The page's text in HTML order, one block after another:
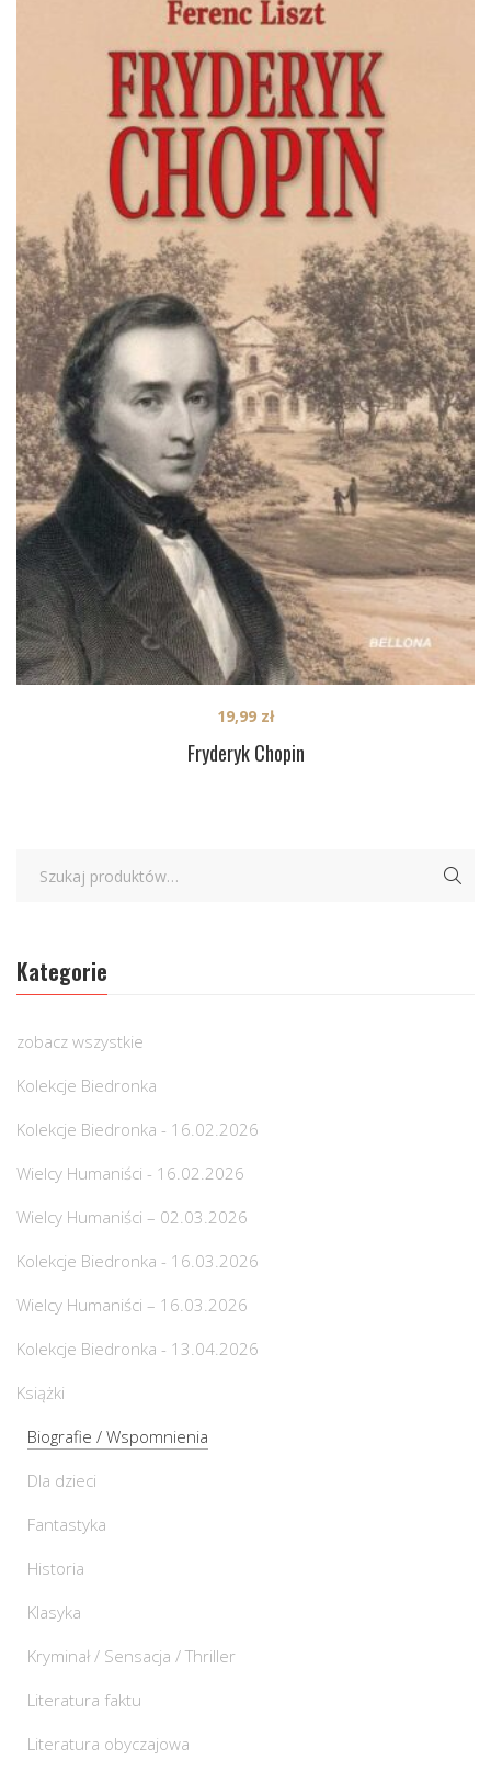
Fryderyk Chopin
19,99 zł
Kategorie
zobacz wszystkie
Kolekcje Biedronka
Kolekcje Biedronka - 16.02.2026
Wielcy Humaniści - 16.02.2026
Wielcy Humaniści – 02.03.2026
Kolekcje Biedronka - 16.03.2026
Wielcy Humaniści – 16.03.2026
Kolekcje Biedronka - 13.04.2026
Książki
Biografie / Wspomnienia
Dla dzieci
Fantastyka
Historia
Klasyka
Kryminał / Sensacja / Thriller
Literatura faktu
Literatura obyczajowa